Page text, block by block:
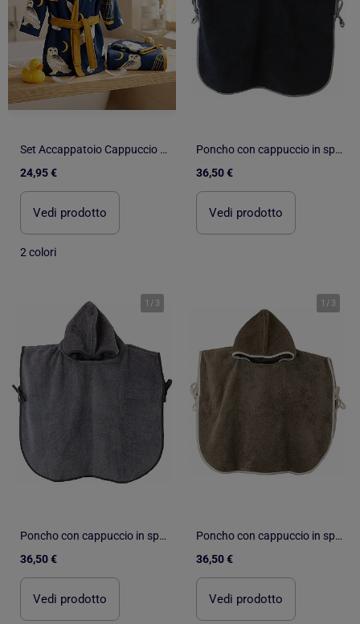
Set Accappatoio Cappuccio + Asciugamano 50x100cm + Guanto Harry Potter Hedwig – 100% Poliestere
24,95 €
Vedi prodotto
2 colori
Poncho con cappuccio in spugna da 480 g/m² MANI
36,50 €
Vedi prodotto
1 / 3
Poncho con cappuccio in spugna da 480 g/m² MANI
36,50 €
Vedi prodotto
1 / 3
Poncho con cappuccio in spugna da 480 g/m² MANI
36,50 €
Vedi prodotto